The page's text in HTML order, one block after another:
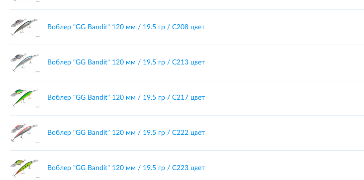
Воблер "GG Bandit" 120 мм / 19.5 гр / C208 цвет
Воблер "GG Bandit" 120 мм / 19.5 гр / C213 цвет
Воблер "GG Bandit" 120 мм / 19.5 гр / C217 цвет
Воблер "GG Bandit" 120 мм / 19.5 гр / C222 цвет
Воблер "GG Bandit" 120 мм / 19.5 гр / C223 цвет